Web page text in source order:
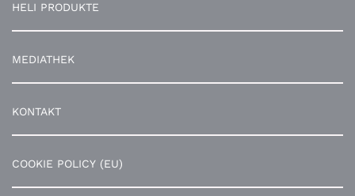
HELI PRODUKTE
MEDIATHEK
KONTAKT
COOKIE POLICY (EU)